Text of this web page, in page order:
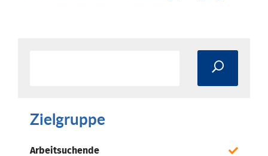
Zielgruppe
Arbeitsuchende